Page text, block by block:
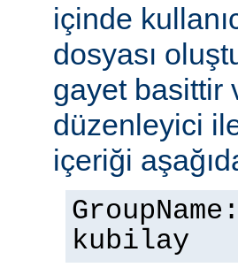
içinde
dosyası
gayet basittir
düzenleyici
içeriği
kubilay